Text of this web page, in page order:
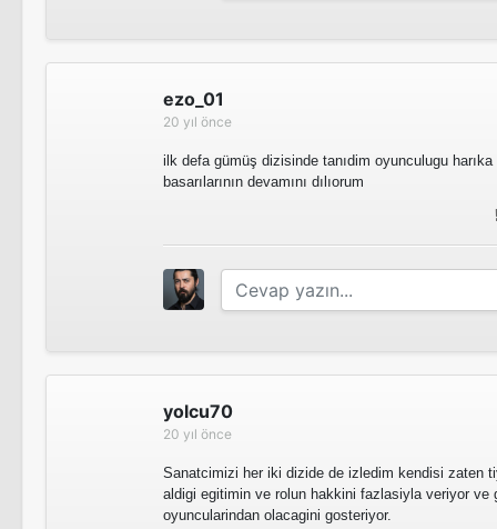
ezo_01
20 yıl önce
ilk defa gümüş dizisinde tanıdim oyunculugu
basarılarının devamını dılıorum
yolcu70
20 yıl önce
Sanatcimizi her iki dizide de izledim kendisi zaten
aldigi egitimin ve rolun hakkini fazlasiyla veriyor ve
oyuncularindan olacagini gosteriyor.